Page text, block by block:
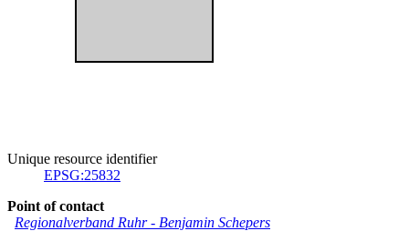
Unique resource identifier
EPSG:25832
Point of contact
Regionalverband Ruhr- Benjamin Schepers